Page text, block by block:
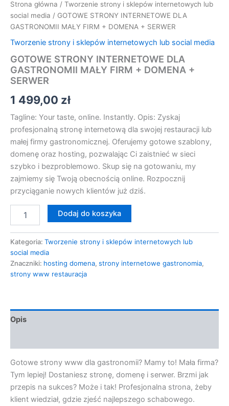
Strona główna / Tworzenie strony i sklepów internetowych lub
social media / GOTOWE STRONY INTERNETOWE DLA
GASTRONOMII MAŁY FIRM + DOMENA + SERWER
Tworzenie strony i sklepów internetowych lub social media
GOTOWE STRONY INTERNETOWE DLA
GASTRONOMII MAŁY FIRM + DOMENA +
SERWER
1 499,00 zł
Tagline: Your taste, online. Instantly. Opis: Zyskaj
profesjonalną stronę internetową dla swojej restauracji lub
małej firmy gastronomicznej. Oferujemy gotowe szablony,
domenę oraz hosting, pozwalając Ci zaistnieć w sieci
szybko i bezproblemowo. Skup się na gotowaniu, my
zajmiemy się Twoją obecnością online. Rozpocznij
przyciąganie nowych klientów już dziś.
Dodaj do koszyka
Kategoria: Tworzenie strony i sklepów internetowych lub
social media
Znaczniki: hosting domena, strony internetowe gastronomia,
strony www restauracja
Opis
Gotowe strony www dla gastronomii? Mamy to! Mała firma?
Tym lepiej! Dostaniesz stronę, domenę i serwer. Brzmi jak
przepis na sukces? Może i tak! Profesjonalna strona, żeby
klient wiedział, gdzie zjeść najlepszego schabowego.